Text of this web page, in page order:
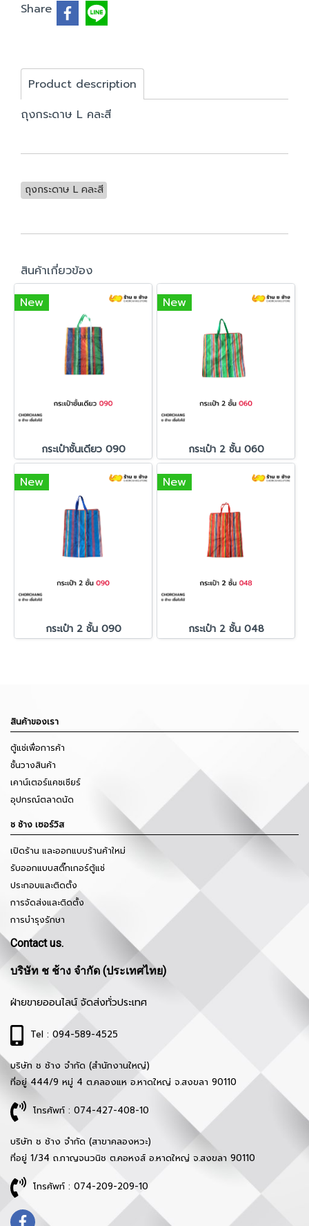
Share
Product description
ถุงกระดาษ L คละสี
ถุงกระดาษ L คละสี
สินค้าเกี่ยวข้อง
New
กระเป๋าชั้นเดียว 090
New
กระเป๋า 2 ชั้น 060
New
กระเป๋า 2 ชั้น 090
New
กระเป๋า 2 ชั้น 048
สินค้าของเรา
ตู้แช่เพื่อการค้า
ชั้นวางสินค้า
เคาน์เตอร์แคชเชียร์
อุปกรณ์ตลาดนัด
ช ช้าง เซอร์วิส
เปิดร้าน และออกแบบร้านค้าใหม่
รับออกแบบสติ๊กเกอร์ตู้แช่
ประกอบและติดตั้ง
การจัดส่งและติดตั้ง
การบำรุงรักษา
Contact us.
บริษัท ช ช้าง จำกัด (ประเทศไทย)
ฝ่ายขายออนไลน์ จัดส่งทั่วประเทศ
Tel : 094-589-4525
บริษัท ช ช้าง จำกัด (สำนักงานใหญ่)
ที่อยู่ 444/9 หมู่ 4 ต.คลองแห อ.หาดใหญ่ จ.สงขลา 90110
โทรศัพท์ : 074-427-408-10
บริษัท ช ช้าง จำกัด (สาขาคลองหวะ)
ที่อยู่ 1/34 ถ.กาญจนวนิช ต.คอหงส์ อ.หาดใหญ่ จ.สงขลา 90110
โทรศัพท์ : 074-209-209-10